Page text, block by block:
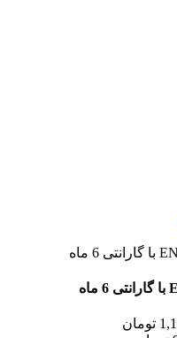
قیمت اصلی: 1,100,000 تومان